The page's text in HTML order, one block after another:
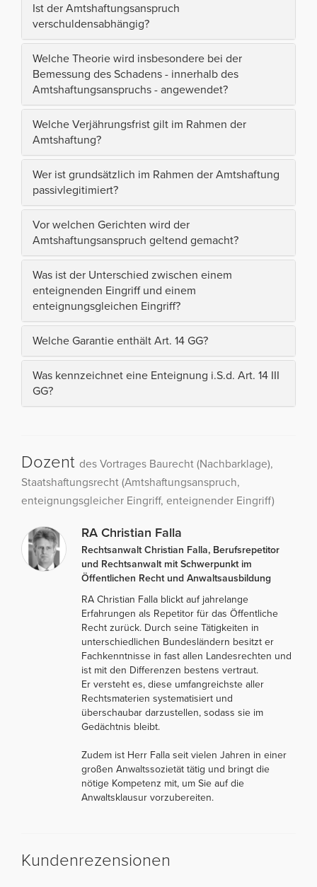
Ist der Amtshaftungsanspruch
verschuldensabhängig?
Welche Theorie wird insbesondere bei der
Bemessung des Schadens - innerhalb des
Amtshaftungsanspruchs - angewendet?
Welche Verjährungsfrist gilt im Rahmen der
Amtshaftung?
Wer ist grundsätzlich im Rahmen der Amtshaftung
passivlegitimiert?
Vor welchen Gerichten wird der
Amtshaftungsanspruch geltend gemacht?
Was ist der Unterschied zwischen einem
enteignenden Eingriff und einem
enteignungsgleichen Eingriff?
Welche Garantie enthält Art. 14 GG?
Was kennzeichnet eine Enteignung i.S.d. Art. 14 III
GG?
Dozent des Vortrages Baurecht (Nachbarklage),
Staatshaftungsrecht (Amtshaftungsanspruch,
enteignungsgleicher Eingriff, enteignender Eingriff)
RA Christian Falla
Rechtsanwalt Christian Falla, Berufsrepetitor
und Rechtsanwalt mit Schwerpunkt im
Öffentlichen Recht und Anwaltsausbildung
RA Christian Falla blickt auf jahrelange
Erfahrungen als Repetitor für das Öffentliche
Recht zurück. Durch seine Tätigkeiten in
unterschiedlichen Bundesländern besitzt er
Fachkenntnisse in fast allen Landesrechten und
ist mit den Differenzen bestens vertraut.
Er versteht es, diese umfangreichste aller
Rechtsmaterien systematisiert und
überschaubar darzustellen, sodass sie im
Gedächtnis bleibt.
Zudem ist Herr Falla seit vielen Jahren in einer
großen Anwaltssozietät tätig und bringt die
nötige Kompetenz mit, um Sie auf die
Anwaltsklausur vorzubereiten.
Kundenrezensionen